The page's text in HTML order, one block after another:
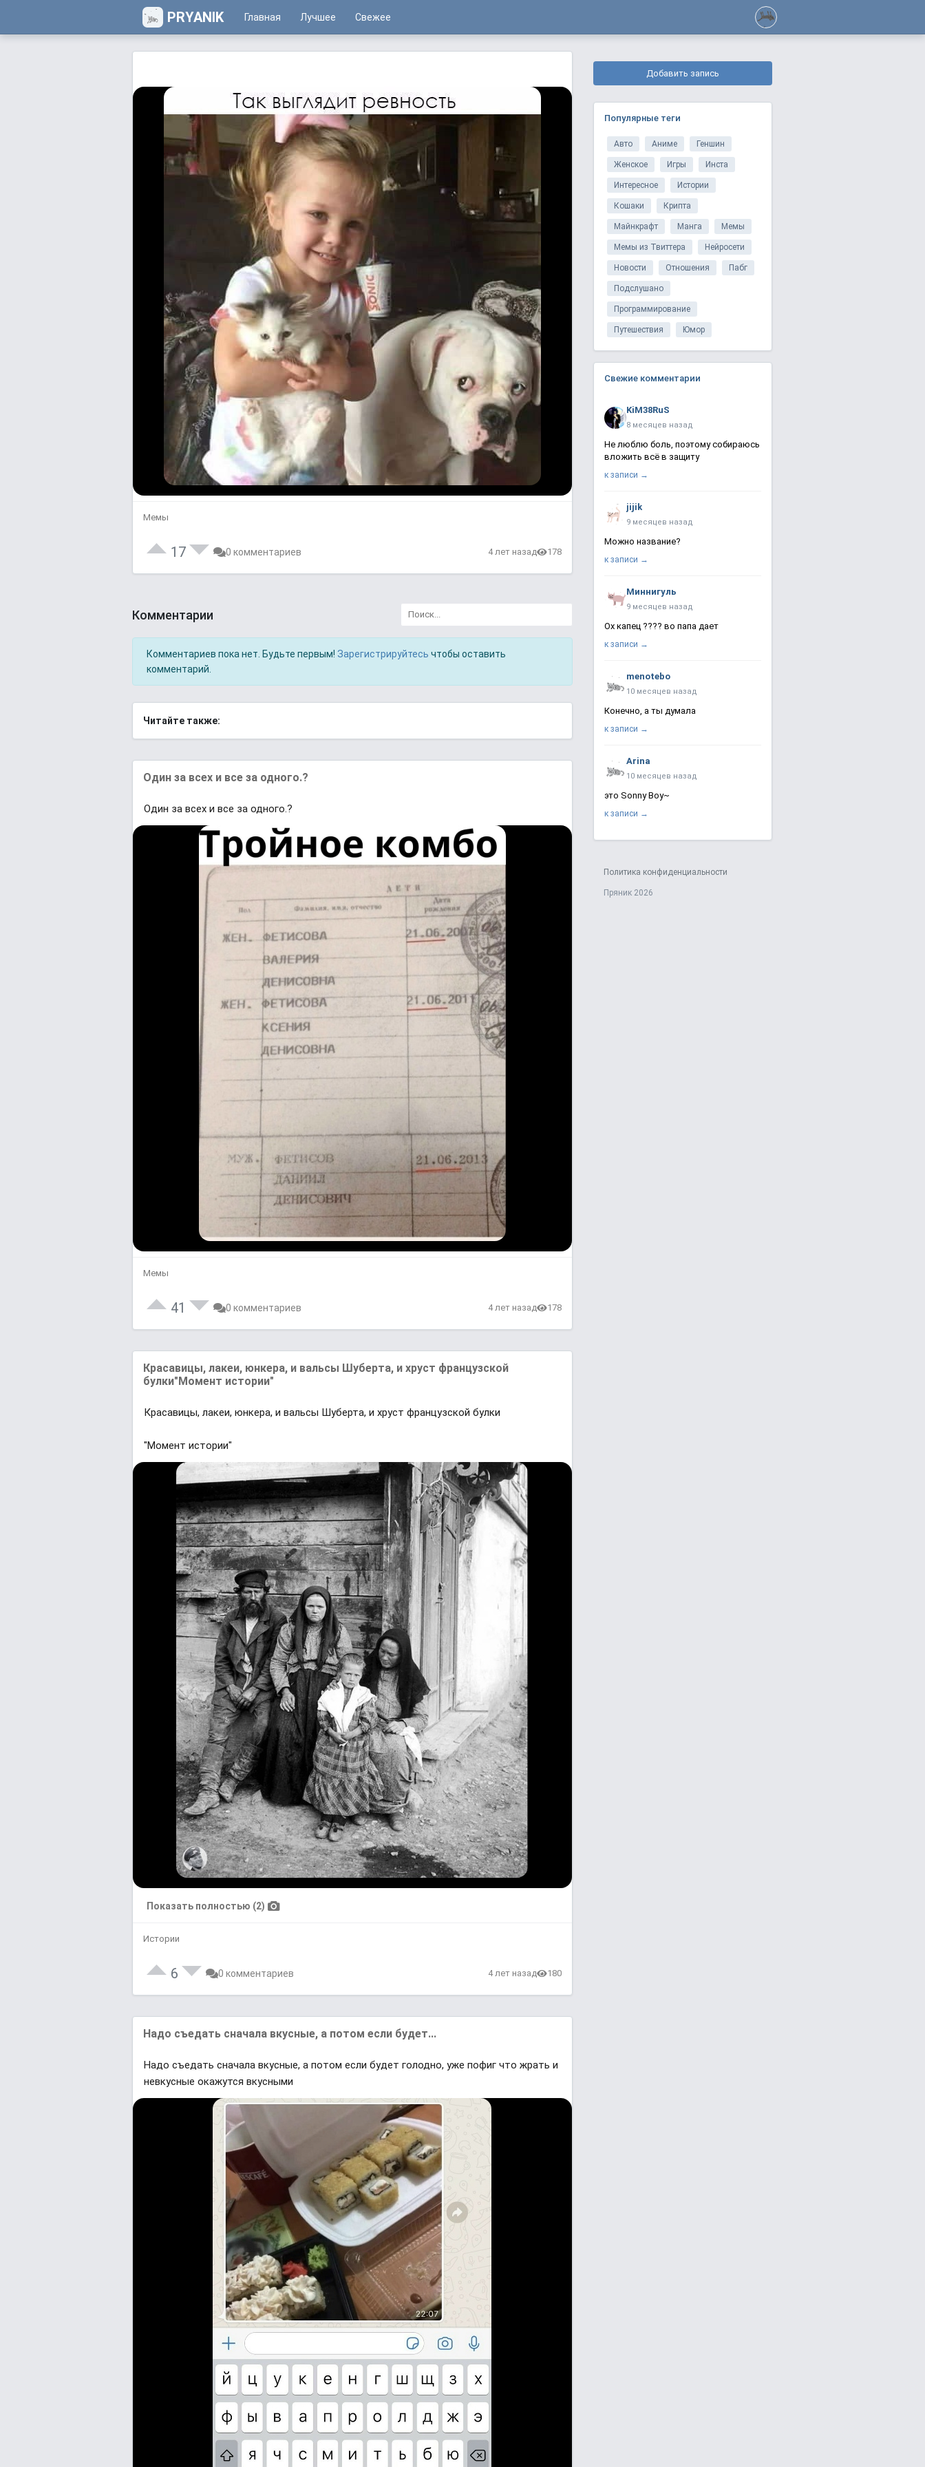
PRYANIK Главная Лучшее Свежее
Мемы
17 0 комментариев 4 лет назад 178
Комментарии
Комментариев пока нет. Будьте первым! Зарегистрируйтесь чтобы оставить
комментарий.
Читайте также:
Один за всех и все за одного.?
Один за всех и все за одного.?
Мемы
41 0 комментариев 4 лет назад 178
Красавицы, лакеи, юнкера, и вальсы Шуберта, и хруст французской
булки"Момент истории"
Красавицы, лакеи, юнкера, и вальсы Шуберта, и хруст французской булки
"Момент истории"
Показать полностью (2)
Истории
6 0 комментариев 4 лет назад 180
Надо съедать сначала вкусные, а потом если будет...
Надо съедать сначала вкусные, а потом если будет голодно, уже пофиг что жрать и
невкусные окажутся вкусными
Добавить запись
Популярные теги
Авто Аниме Геншин
Женское Игры Инста
Интересное Истории
Кошаки Крипта
Майнкрафт Манга Мемы
Мемы из Твиттера Нейросети
Новости Отношения Пабг
Подслушано
Программирование
Путешествия Юмор
Свежие комментарии
KiM38RuS
8 месяцев назад
Не люблю боль, поэтому собираюсь
вложить всё в защиту
к записи →
jijik
9 месяцев назад
Можно название?
к записи →
Миннигуль
9 месяцев назад
Ох капец ???? во папа дает
к записи →
menotebo
10 месяцев назад
Конечно, а ты думала
к записи →
Arina
10 месяцев назад
это Sonny Boy~
к записи →
Политика конфиденциальности
Пряник 2026